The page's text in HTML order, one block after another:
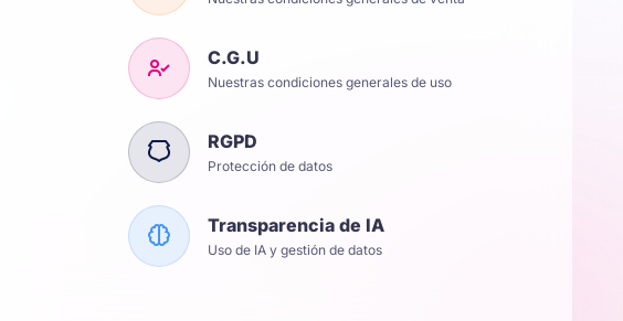
C.G.U
Nuestras condiciones generales de uso
RGPD
Protección de datos
Transparencia de IA
Uso de IA y gestión de datos